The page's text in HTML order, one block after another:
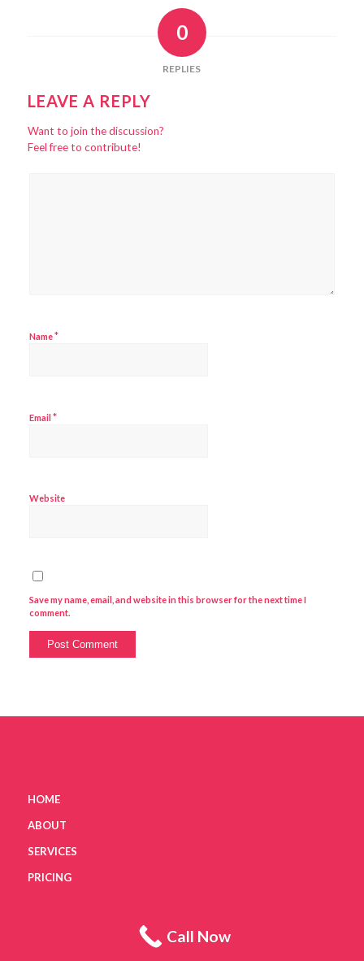
0
REPLIES
LEAVE A REPLY
Want to join the discussion?
Feel free to contribute!
Name*
Email *
Website
Save my name, email, and website in this browser for the next time I
comment.
HOME
ABOUT
SERVICES
PRICING
Call Now